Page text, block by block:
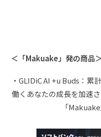
＜「Makuake」発の商品
・GLIDiC AI +u Buds：累
働くあなたの成長を加速
「